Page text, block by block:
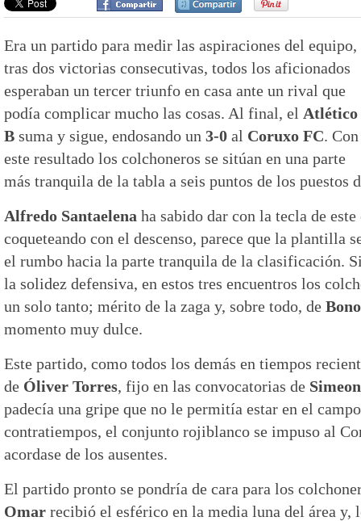
Era un partido para medir las aspiraciones del equipo,
tras dos victorias consecutivas, todos los aficionados
esperaban un tercer triunfo en casa ante un rival que
podía complicar mucho las cosas. Al final, el Atlético
B suma y sigue, endosando un 3-0 al Coruxo FC. Con
este resultado los colchoneros se sitúan en una parte
más tranquila de la tabla a seis puntos de los puestos
Alfredo Santaelena ha sabido dar con la tecla de
coqueteando con el descenso, parece que la plantilla
el rumbo hacia la parte tranquila de la clasificación.
la solidez defensiva, en estos tres encuentros los
un solo tanto; mérito de la zaga y, sobre todo, de Bono
momento muy dulce.
Este partido, como todos los demás en tiempos
de Óliver Torres, fijo en las convocatorias de
padecía una gripe que no le permitía estar en el
contratiempos, el conjunto rojiblanco se impuso al
acordase de los ausentes.
El partido pronto se pondría de cara para los
Omar recibió el esférico en la media luna del área y,